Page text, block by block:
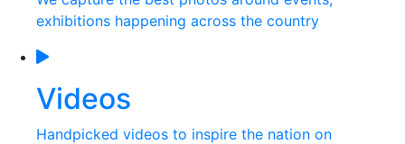
exhibitions happening across the country
Videos
Handpicked videos to inspire the nation on